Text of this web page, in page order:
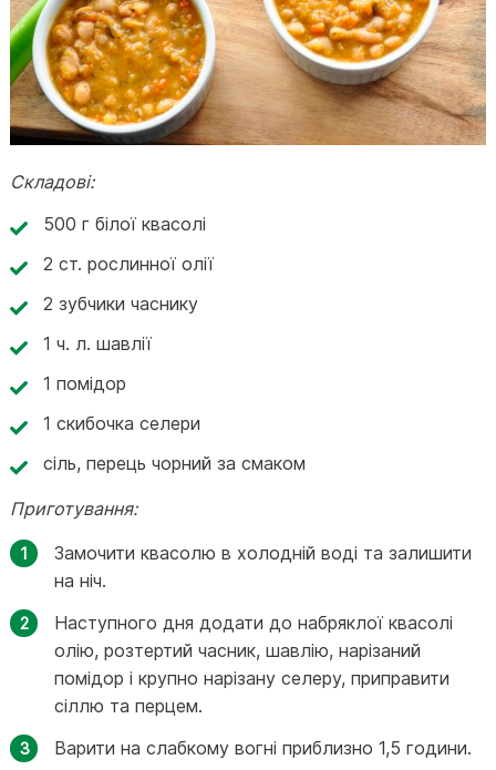
Складові:
500 г білої квасолі
2 ст. рослинної олії
2 зубчики часнику
1 ч. л. шавлії
1 помідор
1 скибочка селери
сіль, перець чорний за смаком
Приготування:
Замочити квасолю в холодній воді та залишити
на ніч.
Наступного дня додати до набряклої квасолі
олію, розтертий часник, шавлію, нарізаний
помідор і крупно нарізану селеру, приправити
сіллю та перцем.
Варити на слабкому вогні приблизно 1,5 години.